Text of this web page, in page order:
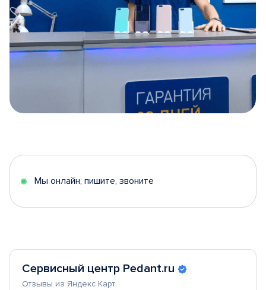
5
Мы онлайн, пишите, звоните
Сервисный центр Pedant.ru
Отзывы из Яндекс Карт